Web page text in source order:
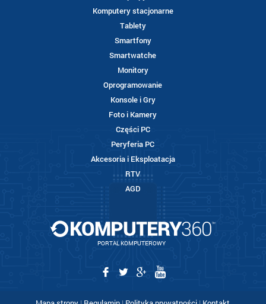
Komputery stacjonarne
Tablety
Smartfony
Smartwatche
Monitory
Oprogramowanie
Konsole i Gry
Foto i Kamery
Części PC
Peryferia PC
Akcesoria i Eksploatacja
RTV
AGD
PORTAL KOMPUTEROWY